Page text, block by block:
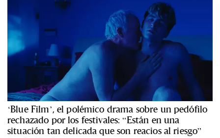
‘Blue Film’, el polémico drama sobre un pedófilo
rechazado por los festivales: “Están en una
situación tan delicada que son reacios al riesgo”